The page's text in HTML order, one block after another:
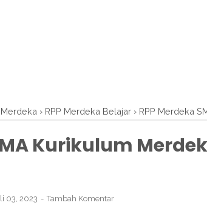
Merdeka › RPP Merdeka Belajar › RPP Merdeka
Kurikulum
03, 2023 Tambah Komentar